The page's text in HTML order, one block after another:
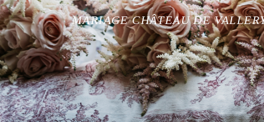
MARIAGE CHÂTEAU DE